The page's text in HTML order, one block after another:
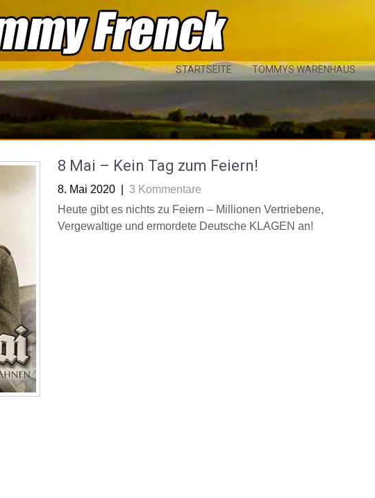
STARTSEITE TOMMYS WARENHAUS
8 Mai – Kein Tag zum Feiern!
8. Mai 2020
3 Kommentare
Heute gibt es nichts zu Feiern – Millionen Vertriebene,
Vergewaltige und ermordete Deutsche KLAGEN an!